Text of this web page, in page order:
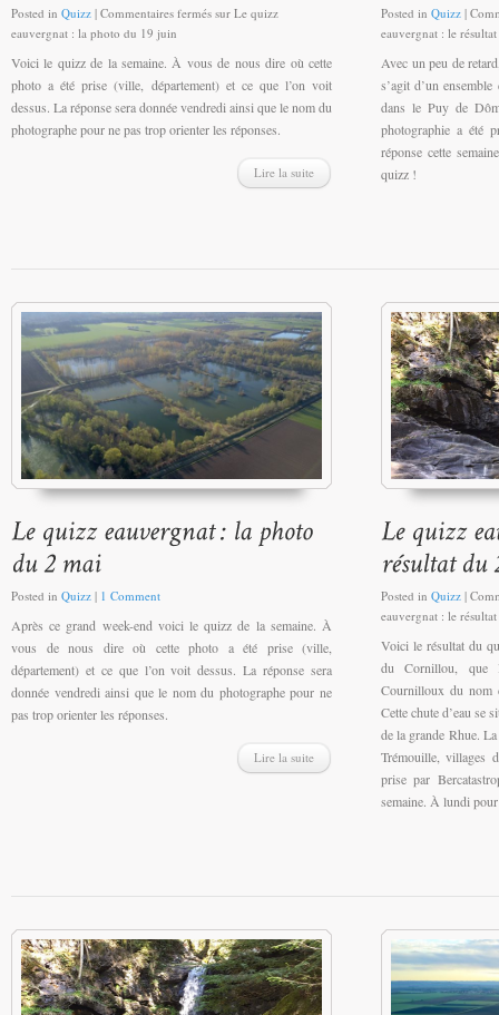
Posted in Quizz | Commentaires fermés sur Le quizz
eauvergnat : la photo du 19 juin
Voici le quizz de la semaine. À vous de nous dire où cette
photo a été prise (ville, département) et ce que l’on voit
dessus. La réponse sera donnée vendredi ainsi que le nom du
photographe pour ne pas trop orienter les réponses.
Lire la suite
Posted in Quizz |
eauvergnat : le
Avec un peu de
s’agit d’un
dans le Puy de
photographie a été
réponse cette
quizz !
Posted in Quizz | 1 Comment
Après ce grand week-end voici le quizz de la semaine. À
vous de nous dire où cette photo a été prise (ville,
département) et ce que l’on voit dessus. La réponse sera
donnée vendredi ainsi que le nom du photographe pour ne
pas trop orienter les réponses.
Lire la suite
Posted in Quizz |
eauvergnat : le
Voici le résultat du
du Cornillou, que
Cournilloux du nom
Cette chute d’eau se
de la grande Rhue.
Trémouille, villages
prise par
semaine. À lundi